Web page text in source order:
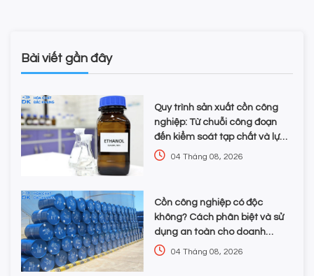
Bài viết gần đây
Quy trình sản xuất cồn công
nghiệp: Từ chuỗi công đoạn
đến kiểm soát tạp chất và lựa
chọn hóa chất
04 Tháng 08, 2026
Cồn công nghiệp có độc
không? Cách phân biệt và sử
dụng an toàn cho doanh
nghiệp
04 Tháng 08, 2026